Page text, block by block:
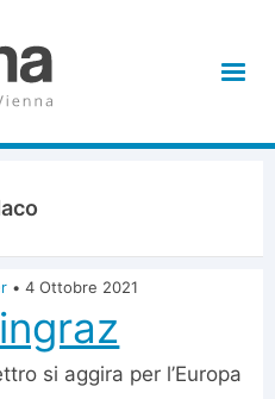
• 4 Ottobre 2021
si aggira per l’Europa